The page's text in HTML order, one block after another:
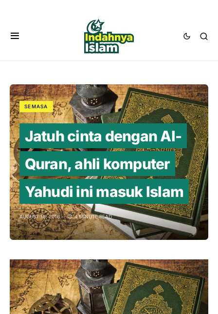
SEMASA
Jatuh cinta dengan Al-
Quran, ahli komputer
Yahudi ini masuk Islam
AUGUST 16, 2016 4 MINUTE READ